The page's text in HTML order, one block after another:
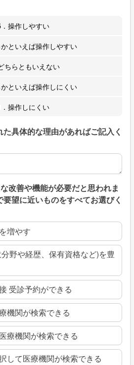
操作しやすい
といえば操作しやすい
ちらともいえない
といえば操作しにくい
操作しにくい
具体的な理由があればご記入く
具体的な理由があればご記入くだ
改善や機能が必要だと思われま
望に近いものをすべてお選びく
増やす
野や経歴、保有資格など)を豊
受診予約ができる
機関が検索できる
療機関が検索できる
して医療機関が検索できる